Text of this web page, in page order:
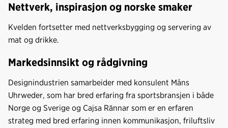
Nettverk, inspirasjon og norske smaker
Kvelden fortsetter med nettverksbygging og servering av
mat og drikke.
Markedsinnsikt og rådgivning
Designindustrien samarbeider med konsulent Måns
Uhrweder, som har bred erfaring fra sportsbransjen i både
Norge og Sverige og Cajsa Rännar som er en erfaren
strateg med bred erfaring innen kommunikasjon, friluftsliv